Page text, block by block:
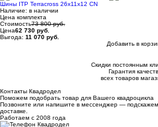
Шины ITP Terracross 26x11x12 CN
Наличие: в наличии
Цена комплекта
Стоимость73 800 руб.
Цена62 730 руб.
Выгода: 11 070 руб.
Добавить в
Скидки постоянным
Гарантия
всех товаров
Контакты Квадродел
Поможем подобрать товар для Вашего квадроцикла
Позвоните или напишите в мессенджер —
доставке.
Работаем с 2008 года